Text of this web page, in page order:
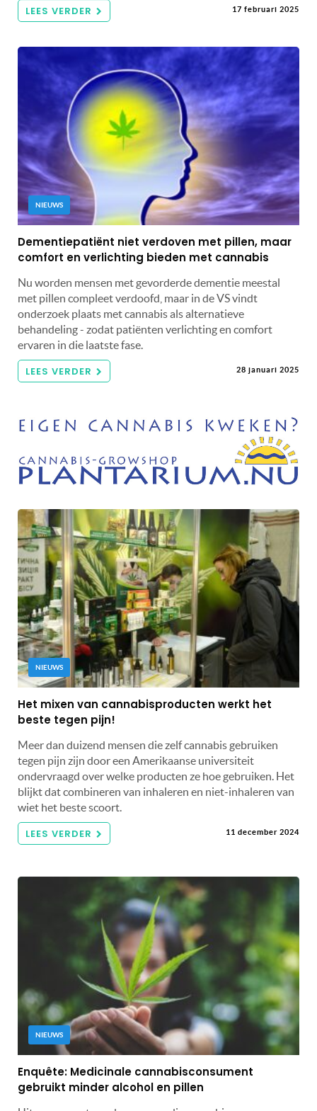
LEES VERDER 17 februari 2025
NIEUWS
Dementiepatiënt niet verdoven met pillen, maar
comfort en verlichting bieden met cannabis
Nu worden mensen met gevorderde dementie meestal
met pillen compleet verdoofd, maar in de VS vindt
onderzoek plaats met cannabis als alternatieve
behandeling - zodat patiënten verlichting en comfort
ervaren in die laatste fase.
LEES VERDER 28 januari 2025
NIEUWS
Het mixen van cannabisproducten werkt het
beste tegen pijn!
Meer dan duizend mensen die zelf cannabis gebruiken
tegen pijn zijn door een Amerikaanse universiteit
ondervraagd over welke producten ze hoe gebruiken. Het
blijkt dat combineren van inhaleren en niet-inhaleren van
wiet het beste scoort.
LEES VERDER 11 december 2024
NIEUWS
Enquête: Medicinale cannabisconsument
gebruikt minder alcohol en pillen